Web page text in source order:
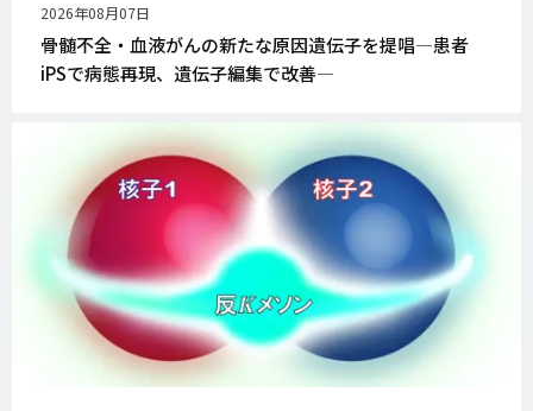
公
開
日
2026年08月07日
骨髄不全・血液がんの新たな原因遺伝子を提唱―患者
iPSで病態再現、遺伝子編集で改善―